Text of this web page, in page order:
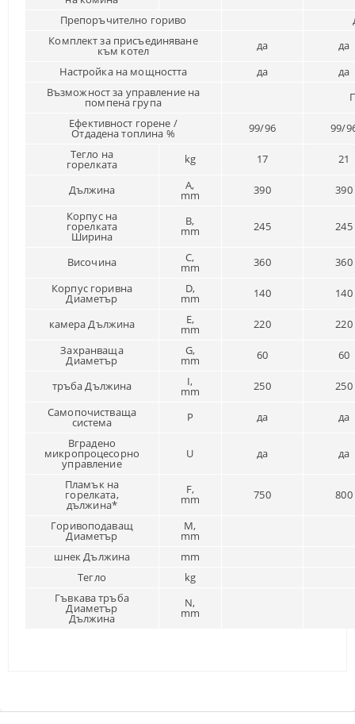
Препоръчително гориво
Комплект за присъединяване
към котел да
да
Настройка на мощността
да
да
Възможност за управление на
помпена група
Ефективност горене /
Отдадена топлина % 99/96
99/
Тегло на
горелката kg 17 21
Дължина A,
mm 390
390
Корпус на
горелката
Ширина
B,
mm 245 245
Височина C,
mm 360
360
Корпус горивна
Диаметър
D,
mm 140 140
камера Дължина E,
mm 220
220
Захранваща
Диаметър
G,
mm 60 60
тръба Дължина I,
mm 250
250
Самопочистваща
система P да
да
Вградено
микропроцесорно
управление
U да да
Пламък на
горелката,
дължина*
F,
mm 750 800
Горивоподаващ
Диаметър
M,
mm
шнек Дължина
mm
Тегло
kg
Гъвкава тръба
Диаметър
Дължина
N,
mm